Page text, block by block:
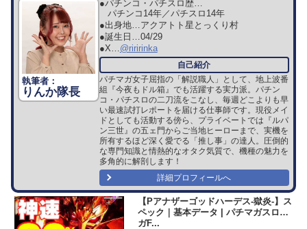
りんか隊長
●パチンコ・パチスロ歴…
パチンコ14年／パチスロ14年
●出身地… アクアトト星とっくり村
●誕生日… 04/29
●X… @riririnka
パチマガ女子屈指の「解説職人」として、地上波番
組『今夜もドル箱』でも活躍する実力派。パチン
コ・パチスロの二刀流をこなし、毎週どこよりも早
い最速試打レポートを届ける仕事師です。現役メイ
ドとしても活動する傍ら、プライベートでは『ルパ
ン三世』の五ェ門からご当地ヒーローまで、実機を
所有するほど深く愛でる「推し事」の達人。圧倒的
な専門知識と情熱的なオタク気質で、機種の魅力を
多角的に解剖します！
詳細プロフィールへ
【Pアナザーゴッドハーデス-獄炎-】ス
ペック｜基本データ | パチマガスロマ
ガF...